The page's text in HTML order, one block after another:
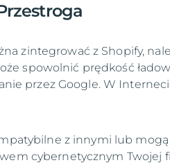
zintegrować z Shopify,
spowolnić prędkość
przez Google. W
z innymi lub mogą
cybernetycznym Twojej